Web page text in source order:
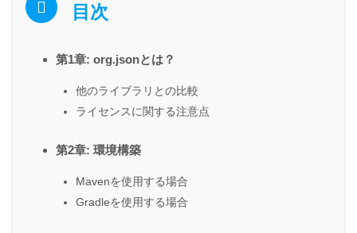
目次
第1章: org.jsonとは？
他のライブラリとの比較
ライセンスに関する注意点
第2章: 環境構築
Mavenを使用する場合
Gradleを使用する場合